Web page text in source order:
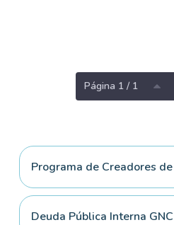
Página 1 / 1
Programa de Creadores
Deuda Pública Interna GNC